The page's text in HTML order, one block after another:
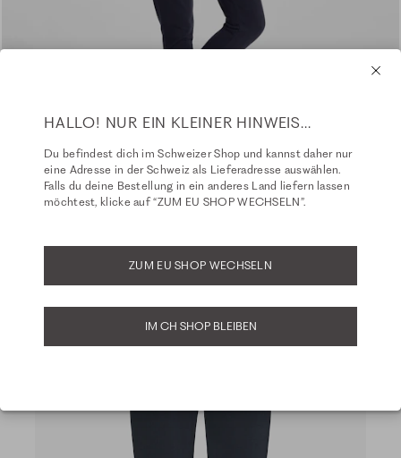
HALLO! NUR EIN KLEINER HINWEIS...
Du befindest dich im Schweizer Shop und kannst daher nur
eine Adresse in der Schweiz als Lieferadresse auswählen.
Falls du deine Bestellung in ein anderes Land liefern lassen
möchtest, klicke auf “ZUM EU SHOP WECHSELN”.
ZUM EU SHOP WECHSELN
IM CH SHOP BLEIBEN